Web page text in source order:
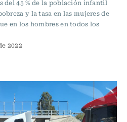
del 45 % de la población infantil
y la tasa en las mujeres de
en los hombres en todos los
2022